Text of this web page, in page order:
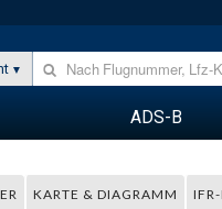
ADS-B
KARTE & DIAGRAMM